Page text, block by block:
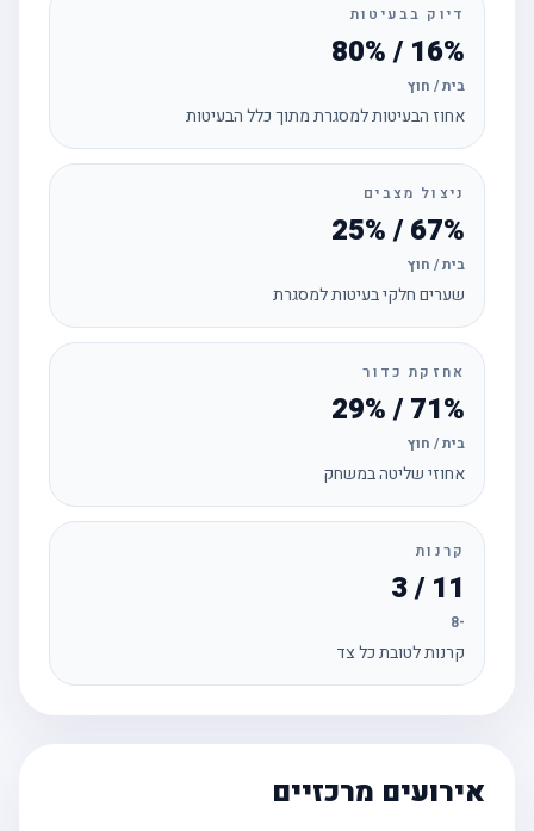
דיוק בבעיטות
16% / 80%
בית / חוץ
אחוז הבעיטות למסגרת מתוך כלל הבעיטות
ניצול מצבים
67% / 25%
בית / חוץ
שערים חלקי בעיטות למסגרת
אחזקת כדור
71% / 29%
בית / חוץ
אחוזי שליטה במשחק
קרנות
11 / 3
קרנות לטובת כל צד
אירועים מרכזיים